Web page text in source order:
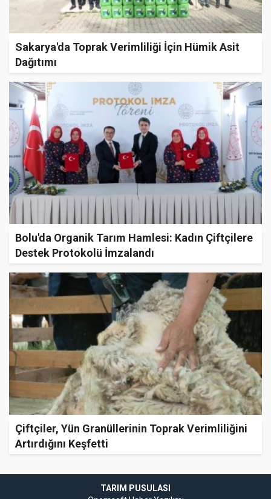
Sakarya'da Toprak Verimliliği İçin Hümik Asit
Dağıtımı
Bolu'da Organik Tarım Hamlesi: Kadın Çiftçilere
Destek Protokolü İmzalandı
Çiftçiler, Yün Granüllerinin Toprak Verimliliğini
Artırdığını Keşfetti
TARIM PUSULASI